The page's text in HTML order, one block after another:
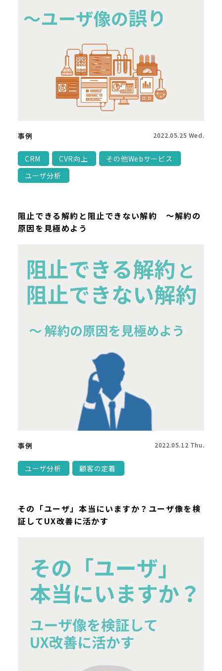
事例 2022.05.25 Wed.
CRM CVR向上
その他Webサービス
ユーザ分析
阻止できる解約と阻止できない解約 ～解約の
原因を見極めよう
事例 2022.05.12 Thu.
ユーザ分析 顧客の定着
その「ユーザ」本当にいますか？ユーザ像を検
証してUX改善に活かす